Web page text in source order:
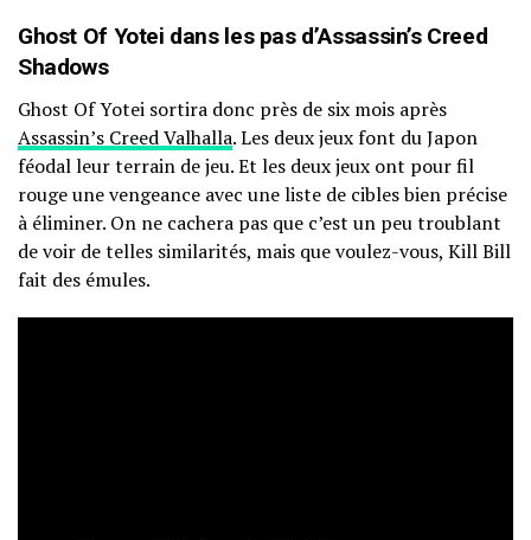
Ghost Of Yotei dans les pas d’Assassin’s Creed
Shadows
Ghost Of Yotei sortira donc près de six mois après
Assassin’s Creed Valhalla. Les deux jeux font du Japon
féodal leur terrain de jeu. Et les deux jeux ont pour fil
rouge une vengeance avec une liste de cibles bien précise
à éliminer. On ne cachera pas que c’est un peu troublant
de voir de telles similarités, mais que voulez-vous, Kill Bill
fait des émules.